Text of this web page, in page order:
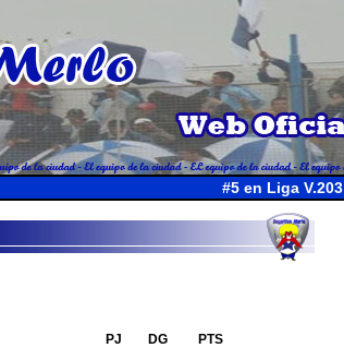
#5 en Liga V.203
PJ DG
PTS